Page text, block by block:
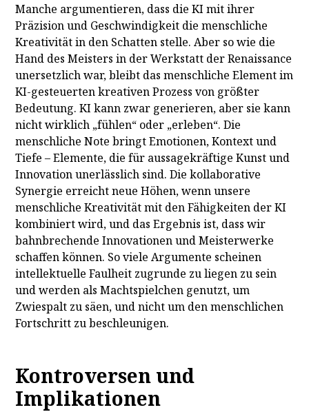
Manche argumentieren, dass die KI mit ihrer
Präzision und Geschwindigkeit die menschliche
Kreativität in den Schatten stelle. Aber so wie die
Hand des Meisters in der Werkstatt der Renaissance
unersetzlich war, bleibt das menschliche Element im
KI-gesteuerten kreativen Prozess von größter
Bedeutung. KI kann zwar generieren, aber sie kann
nicht wirklich „fühlen“ oder „erleben“. Die
menschliche Note bringt Emotionen, Kontext und
Tiefe – Elemente, die für aussagekräftige Kunst und
Innovation unerlässlich sind. Die kollaborative
Synergie erreicht neue Höhen, wenn unsere
menschliche Kreativität mit den Fähigkeiten der KI
kombiniert wird, und das Ergebnis ist, dass wir
bahnbrechende Innovationen und Meisterwerke
schaffen können. So viele Argumente scheinen
intellektuelle Faulheit zugrunde zu liegen zu sein
und werden als Machtspielchen genutzt, um
Zwiespalt zu säen, und nicht um den menschlichen
Fortschritt zu beschleunigen.
Kontroversen und
Implikationen